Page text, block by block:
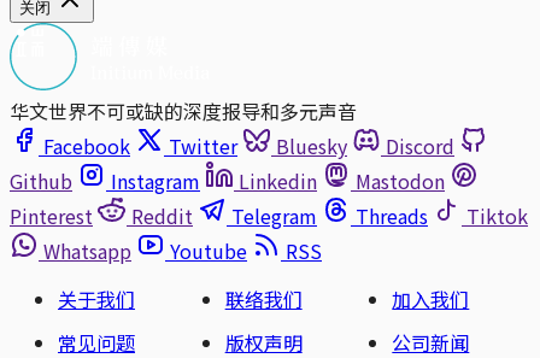
关闭
华文世界不可或缺的深度报导和多元声音
Facebook
Twitter Bluesky
Discord
Github
Instagram Linkedin
Mastodon
Pinterest
Reddit Telegram Threads
Tiktok
Whatsapp
Youtube
RSS
关于我们
联络我们
加入我们
常见问题
版权声明
公司新闻